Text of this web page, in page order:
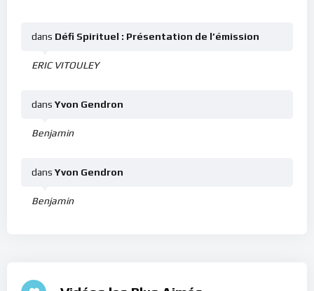
ERIC VITOULEY
dans Défi Spirituel : Présentation de l’émission
Benjamin
dans Yvon Gendron
Benjamin
dans Yvon Gendron